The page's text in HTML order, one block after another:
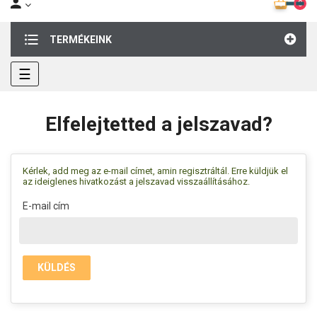
0
TERMÉKEINK
Toggle
navigation
☰
Elfelejtetted a jelszavad?
Kérlek, add meg az e-mail címet, amin regisztráltál. Erre küldjük el
az ideiglenes hivatkozást a jelszavad visszaállításához.
E-mail cím
KÜLDÉS